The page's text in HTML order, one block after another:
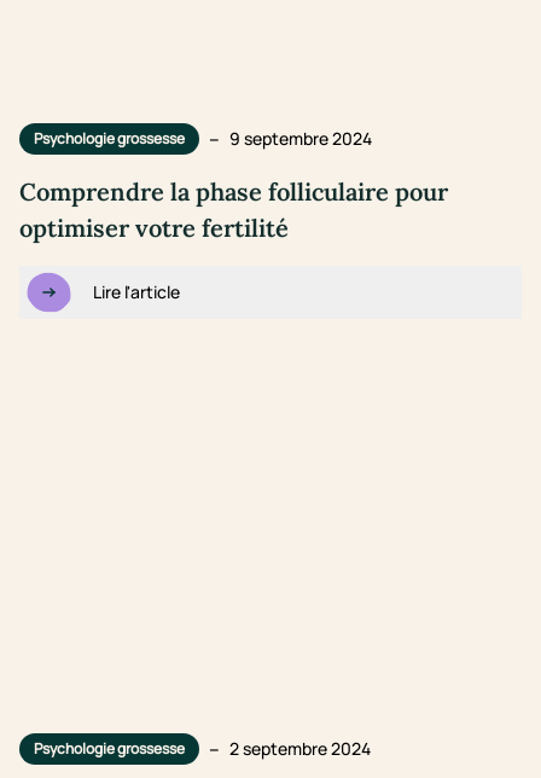
Psychologie grossesse – 9 septembre 2024
Comprendre la phase folliculaire pour
optimiser votre fertilité
Lire l'article
Psychologie grossesse – 2 septembre 2024